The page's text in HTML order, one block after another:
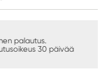
palautus.
30 päivää